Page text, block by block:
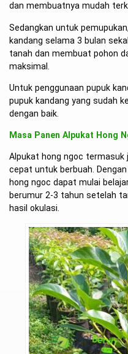
dan membuatnya mudah
Sedangkan untuk
kandang selama 3 bulan
tanah dan membuat pohon
maksimal.
Untuk penggunaan pupuk
pupuk kandang yang sudah
dengan baik.
Masa Panen Alpukat Hong
Alpukat hong ngoc termasuk
cepat untuk berbuah.
hong ngoc dapat mulai
berumur 2-3 tahun setelah
hasil okulasi.